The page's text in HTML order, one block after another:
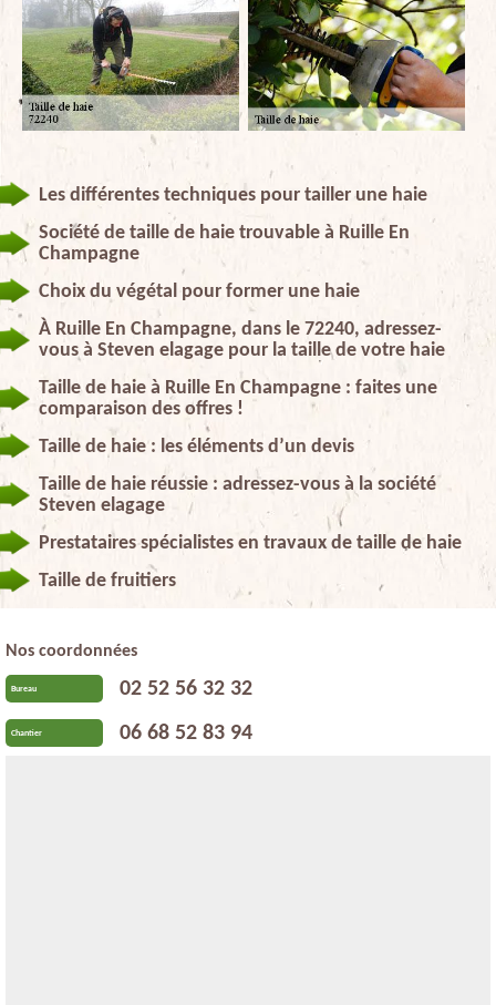
Les différentes techniques pour tailler une haie
Société de taille de haie trouvable à Ruille En
Champagne
Choix du végétal pour former une haie
À Ruille En Champagne, dans le 72240, adressez-
vous à Steven elagage pour la taille de votre haie
Taille de haie à Ruille En Champagne : faites une
comparaison des offres !
Taille de haie : les éléments d’un devis
Taille de haie réussie : adressez-vous à la société
Steven elagage
Prestataires spécialistes en travaux de taille de haie
Taille de fruitiers
Nos coordonnées
Bureau 02 52 56 32 32
Chantier 06 68 52 83 94